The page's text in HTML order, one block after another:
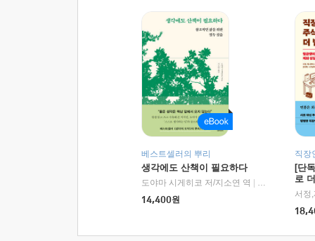
베스트셀러의 뿌리
생각에도 산책이 필요하다
도야마 시게히코 저/지소연 역
알에이치코리
14,400원
직장
[단
로